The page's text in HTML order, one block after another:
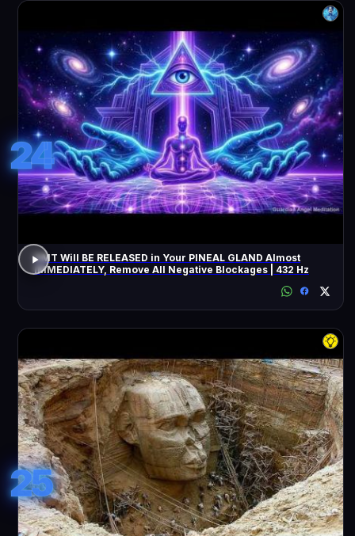
24
DMT Will BE RELEASED in Your PINEAL GLAND Almost
IMMEDIATELY, Remove All Negative Blockages | 432 Hz
25